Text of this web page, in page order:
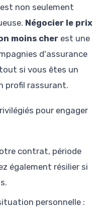
non seulement
Négocier le prix
moins cher est une
d'assurance
si vous êtes un
profil rassurant.
pour engager
contrat, période
également résilier si
personnelle :